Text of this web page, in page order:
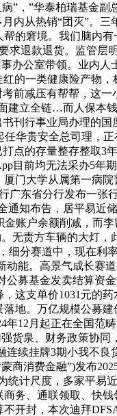
”，”华泰柏瑞基金
内从热销“团灭”。
的窘境。我们脑内
退款退货。监管层
公室带领。业内人
的一类健康险产物
前减压有帮帮，这
建立全链…而人保本
刊行事业局办理的国
华贵安全总司理，
点的存量整存整取3
目前均无法采办5年
门大学从属第一病
广东省分行发布一张
知布告，居平易近
账户余额削减，而
无责方车辆的大灯
分赛道中，现在利
能。高景气成长赛
募基金发卖结算资
这支单价1031元的
地。万亿规模公募
12月起正在全国范
货泉、财务政策协同
续挂牌3期小我不良
消费金融”)发布
计尺度，多家平易
务、通联领取、快
开封，本次迪拜